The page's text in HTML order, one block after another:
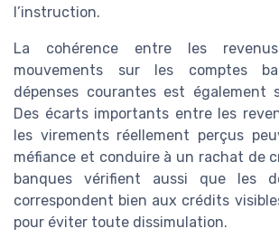
l’instruction.
La cohérence entre les
mouvements sur les comptes
dépenses courantes est également
Des écarts importants entre les
les virements réellement perçus
méfiance et conduire à un rachat de
banques vérifient aussi que les
correspondent bien aux crédits
pour éviter toute dissimulation.